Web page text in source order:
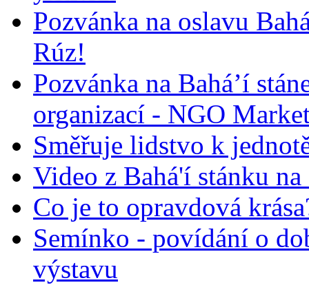
Pozvánka na oslavu
Rúz!
Pozvánka na Bahá’í
organizací - NGO
Směřuje lidstvo k
Video z Bahá'í stánku
Co je to opravdová
Semínko - povídání o
výstavu